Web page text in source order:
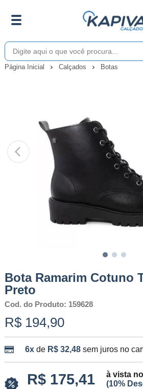
Página Inicial Calçados Botas
Bota Ramarim Cotuno
Preto
Cod. do Produto: 159628
R$ 194,90
6xde R$ 32,48 sem juros no
R$ 175,41
à vista
(10%